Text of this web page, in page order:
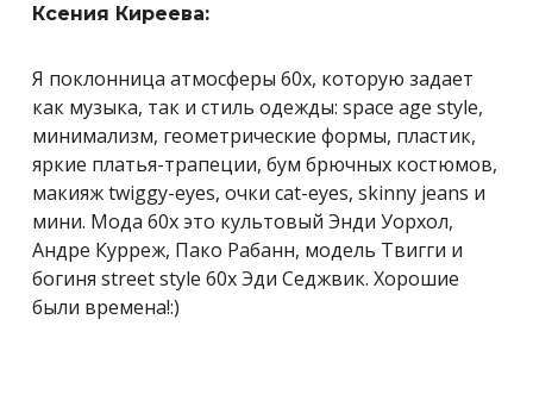
Ксения Киреева:
Я поклонница атмосферы 60х, которую задает
как музыка, так и стиль одежды: space age style,
минимализм, геометрические формы, пластик,
яркие платья-трапеции, бум брючных костюмов,
макияж twiggy-eyes, очки cat-eyes, skinny jeans и
мини. Мода 60х это культовый Энди Уорхол,
Андре Курреж, Пако Рабанн, модель Твигги и
богиня street style 60х Эди Седжвик. Хорошие
были времена!:)